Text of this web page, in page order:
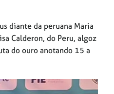
diante da peruana Maria
Calderon, do Peru, algoz
do ouro anotando 15 a